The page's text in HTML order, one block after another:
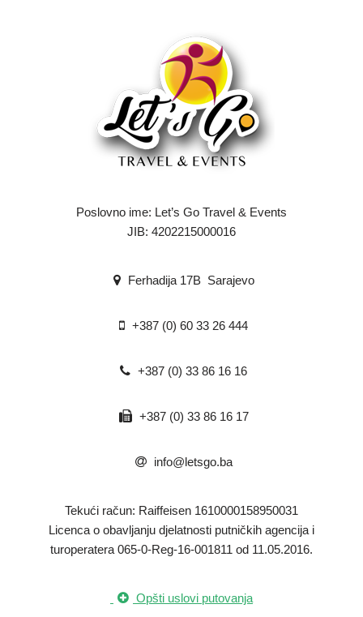
Poslovno ime: Let’s Go Travel & Events
JIB: 4202215000016
Ferhadija 17B Sarajevo
+387 (0) 60 33 26 444
+387 (0) 33 86 16 16
+387 (0) 33 86 16 17
info@letsgo.ba
Tekući račun: Raiffeisen 1610000158950031
​Licenca o obavljanju djelatnosti putničkih agencija i
turoperatera 065-0-Reg-16-001811 od 11.05.2016.
Opšti uslovi putovanja